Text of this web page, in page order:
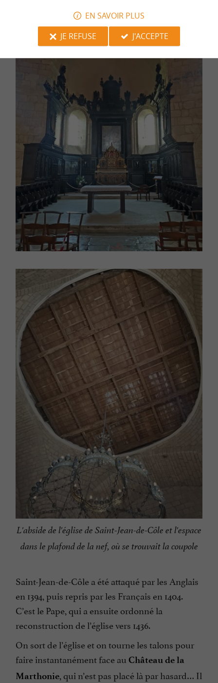
L'abside de l'église de Saint-Jean-de-Côle et l'espace
dans le plafond de la nef, où se trouvait la coupole
Saint-Jean-de-Côle a été attaqué par les Anglais
en 1394, puis repris par les Français en 1404.
C’est le Pape, qui a ensuite ordonné la
reconstruction de l’église vers 1436.
On sort de l’église et on tourne les talons pour
faire instantanément face au Château de la
Marthonie, qui n’est pas placé là par hasard… Il
EN SAVOIR PLUS
JE REFUSE
J'ACCEPTE